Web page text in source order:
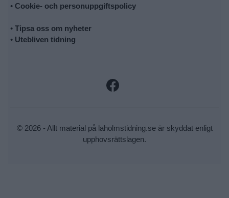
• Cookie- och personuppgiftspolicy
• Tipsa oss om nyheter
• Utebliven tidning
© 2026 - Allt material på laholmstidning.se är skyddat enligt
upphovsrättslagen.